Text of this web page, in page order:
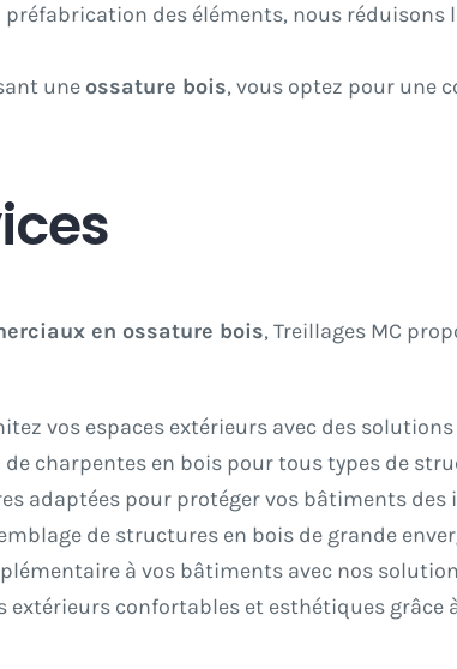
préfabrication des éléments, nous
une ossature bois, vous optez pour une
en ossature bois, Treillages MC
vos espaces extérieurs avec des
charpentes en bois pour tous types de
adaptées pour protéger vos bâtiments des
de structures en bois de grande
à vos bâtiments avec nos
extérieurs confortables et esthétiques grâce